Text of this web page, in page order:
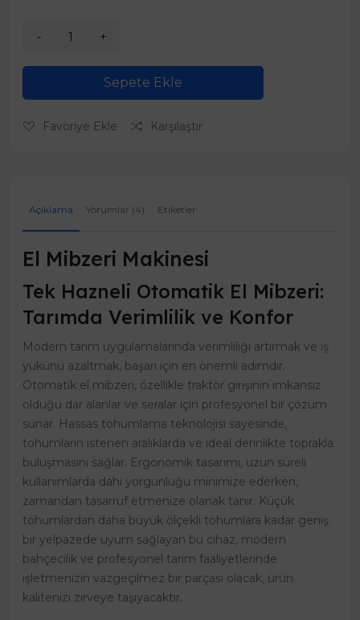
Sepete Ekle
Favoriye Ekle Karşılaştır
Açıklama Yorumlar (4) Etiketler:
El Mibzeri Makinesi
Tek Hazneli Otomatik El Mibzeri:
Tarımda Verimlilik ve Konfor
Modern tarım uygulamalarında verimliliği artırmak ve iş
yükünü azaltmak, başarı için en önemli adımdır.
Otomatik el mibzeri, özellikle traktör girişinin imkansız
olduğu dar alanlar ve seralar için profesyonel bir çözüm
sunar. Hassas tohumlama teknolojisi sayesinde,
tohumların istenen aralıklarda ve ideal derinlikte toprakla
buluşmasını sağlar. Ergonomik tasarımı, uzun süreli
kullanımlarda dahi yorgunluğu minimize ederken,
zamandan tasarruf etmenize olanak tanır. Küçük
tohumlardan daha büyük ölçekli tohumlara kadar geniş
bir yelpazede uyum sağlayan bu cihaz, modern
bahçecilik ve profesyonel tarım faaliyetlerinde
işletmenizin vazgeçilmez bir parçası olacak, ürün
kalitenizi zirveye taşıyacaktır.